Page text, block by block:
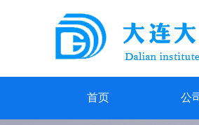
首页 公